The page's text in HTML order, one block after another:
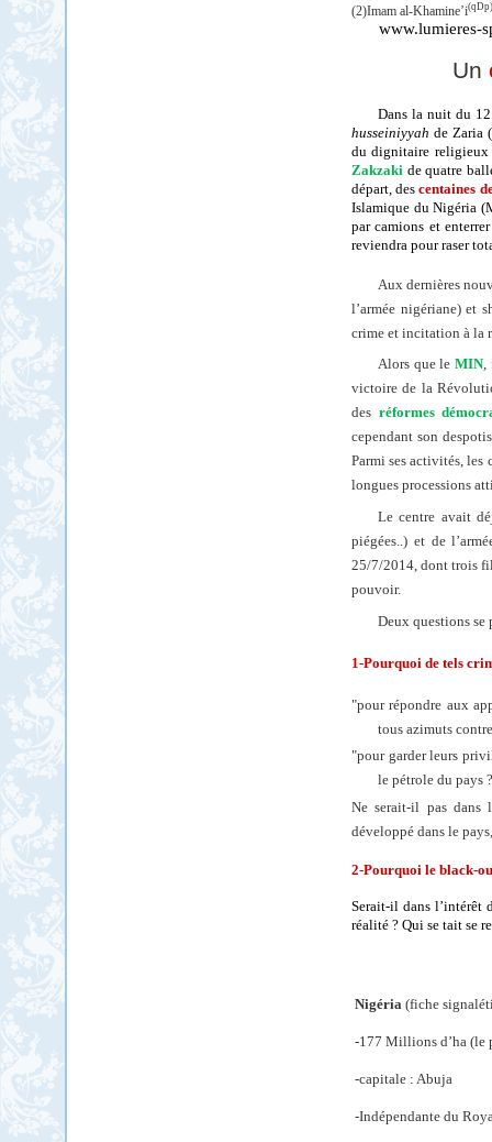
(2)Imam al-Khamine’i(qDp)
www.lumieres-
Un
Dans la nuit du
husseiniyyah de Zaria
du dignitaire religieux
Zakzaki de quatre
départ, descentaines
Islamique du Nigéria
par camions et
reviendra pour raser
Aux dernières
l’armée nigériane) et
crime et incitation à la
Alors que le MIN,
victoire de la
des réformes
cependant son
Parmi ses activités, les
longues processions
Le centre avait
piégées..) et de
25/7/2014, dont trois
pouvoir.
Deux questions se
1-Pourquoi de tels
"pour répondre aux
tous azimuts
"pour garder leurs
le pétrole du pays ?
Ne serait-il pas dans
développé dans le
2-Pourquoi le black-
Serait-il dans l’intérêt
réalité ? Qui se tait se
Nigéria (fiche
-177 Millions d’ha (le
-capitale : Abuja
-Indépendante du